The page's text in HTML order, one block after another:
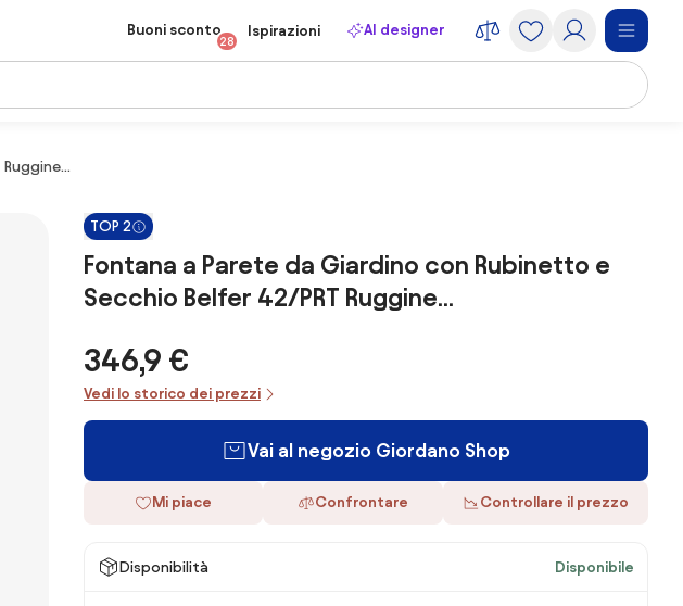
Buoni sconto
28
Ispirazioni AI designer
TOP 2
Fontana a Parete da Giardino con Rubinetto e
Secchio Belfer 42/PRT Ruggine...
346,9 €
Vedi lo storico dei prezzi
Vai al negozio Giordano Shop
Mi piace Confrontare Controllare il prezzo
Disponibilità Disponibile